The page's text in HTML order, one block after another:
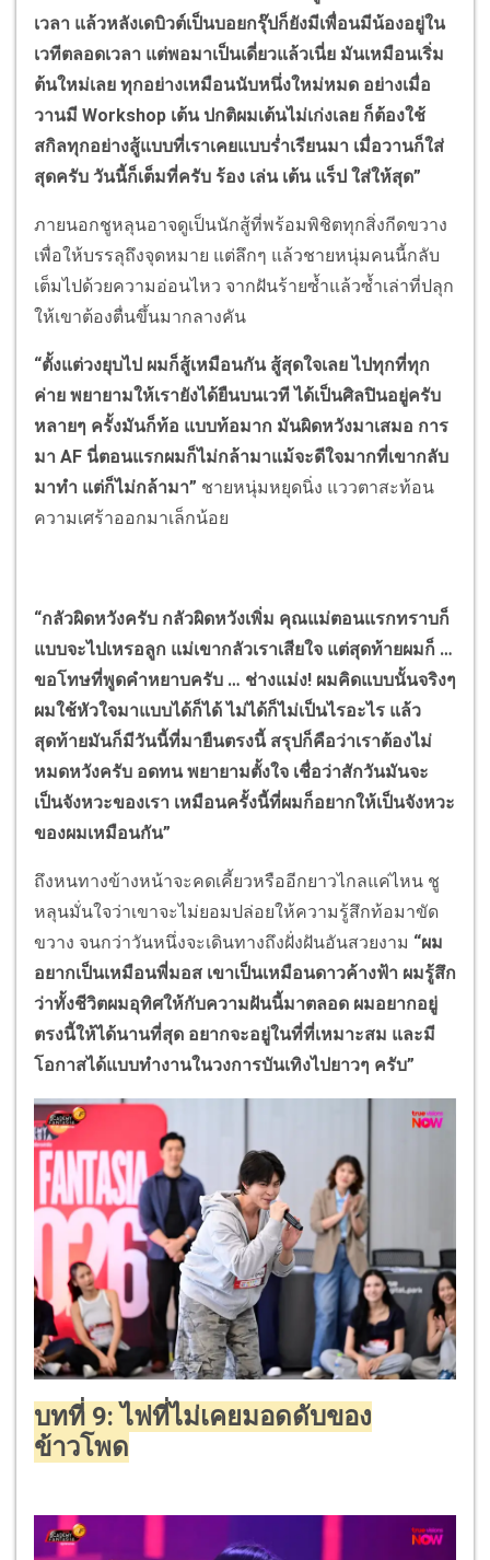
เวลา แล้วหลังเดบิวต์เป็นบอยกรุ๊ปก็ยังมีเพื่อนมีน้องอยู่ใน
เวทีตลอดเวลา แต่พอมาเป็นเดี่ยวแล้วเนี่ย มันเหมือนเริ่ม
ต้นใหม่เลย ทุกอย่างเหมือนนับหนึ่งใหม่หมด อย่างเมื่อ
วานมี Workshop เต้น ปกติผมเต้นไม่เก่งเลย ก็ต้องใช้
สกิลทุกอย่างสู้แบบที่เราเคยแบบร่ำเรียนมา เมื่อวานก็ใส่
สุดครับ วันนี้ก็เต็มที่ครับ ร้อง เล่น เต้น แร็ป ใส่ให้สุด”
ภายนอกชูหลุนอาจดูเป็นนักสู้ที่พร้อมพิชิตทุกสิ่งกีดขวาง
เพื่อให้บรรลุถึงจุดหมาย แต่ลึกๆ แล้วชายหนุ่มคนนี้กลับ
เต็มไปด้วยความอ่อนไหว จากฝันร้ายซ้ำแล้วซ้ำเล่าที่ปลุก
ให้เขาต้องตื่นขึ้นมากลางคัน
“ตั้งแต่วงยุบไป ผมก็สู้เหมือนกัน สู้สุดใจเลย ไปทุกที่ทุก
ค่าย พยายามให้เรายังได้ยืนบนเวที ได้เป็นศิลปินอยู่ครับ
หลายๆ ครั้งมันก็ท้อ แบบท้อมาก มันผิดหวังมาเสมอ การ
มา AF นี่ตอนแรกผมก็ไม่กล้ามาแม้จะดีใจมากที่เขากลับ
มาทำ แต่ก็ไม่กล้ามา” ชายหนุ่มหยุดนิ่ง แววตาสะท้อน
ความเศร้าออกมาเล็กน้อย
“กลัวผิดหวังครับ กลัวผิดหวังเพิ่ม คุณแม่ตอนแรกทราบก็
แบบจะไปเหรอลูก แม่เขากลัวเราเสียใจ แต่สุดท้ายผมก็ …
ขอโทษที่พูดคำหยาบครับ … ช่างแม่ง! ผมคิดแบบนั้นจริงๆ
ผมใช้หัวใจมาแบบได้ก็ได้ ไม่ได้ก็ไม่เป็นไรอะไร แล้ว
สุดท้ายมันก็มีวันนี้ที่มายืนตรงนี้ สรุปก็คือว่าเราต้องไม่
หมดหวังครับ อดทน พยายามตั้งใจ เชื่อว่าสักวันมันจะ
เป็นจังหวะของเรา เหมือนครั้งนี้ที่ผมก็อยากให้เป็นจังหวะ
ของผมเหมือนกัน”
ถึงหนทางข้างหน้าจะคดเคี้ยวหรืออีกยาวไกลแค่ไหน ชู
หลุนมั่นใจว่าเขาจะไม่ยอมปล่อยให้ความรู้สึกท้อมาขัด
ขวาง จนกว่าวันหนึ่งจะเดินทางถึงฝั่งฝันอันสวยงาม “ผม
อยากเป็นเหมือนพี่มอส เขาเป็นเหมือนดาวค้างฟ้า ผมรู้สึก
ว่าทั้งชีวิตผมอุทิศให้กับความฝันนี้มาตลอด ผมอยากอยู่
ตรงนี้ให้ได้นานที่สุด อยากจะอยู่ในที่ที่เหมาะสม และมี
โอกาสได้แบบทำงานในวงการบันเทิงไปยาวๆ ครับ”
บทที่ 9: ไฟที่ไม่เคยมอดดับของ
ข้าวโพด